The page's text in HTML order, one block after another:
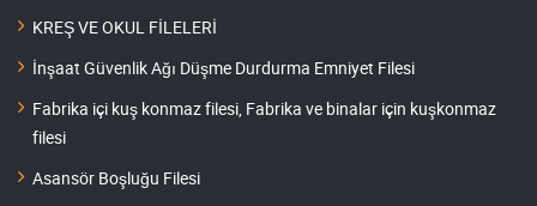
KREŞ VE OKUL FİLELERİ
İnşaat Güvenlik Ağı Düşme Durdurma Emniyet Filesi
Fabrika içi kuş konmaz filesi, Fabrika ve binalar için kuşkonmaz
filesi
Asansör Boşluğu Filesi